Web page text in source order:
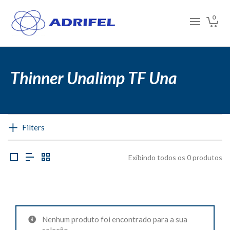
0
Thinner Unalimp TF Una
Filters
Exibindo todos os 0 produtos
Nenhum produto foi encontrado para a sua